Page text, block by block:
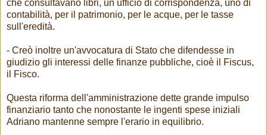
che consultavano libri, un ufficio di corrispondenza, uno di
contabilità, per il patrimonio, per le acque, per le tasse
sull'eredità.
- Creò inoltre un'avvocatura di Stato che difendesse in
giudizio gli interessi delle finanze pubbliche, cioè il Fiscus,
il Fisco.
Questa riforma dell'amministrazione dette grande impulso
finanziario tanto che nonostante le ingenti spese iniziali
Adriano mantenne sempre l'erario in equilibrio.